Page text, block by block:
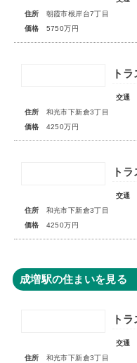
住所
朝霞市根岸台7丁目
価格
5750万円
交通
住所
和光市下新倉3丁目
価格
4250万円
交通
住所
和光市下新倉3丁目
価格
4250万円
成増駅の住まいを見る
交通
住所
和光市下新倉3丁目